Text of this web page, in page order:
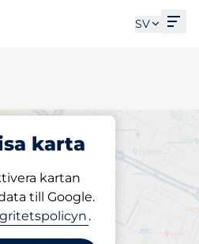
SV
karta
kartan
till Google.
.
Ladda
i